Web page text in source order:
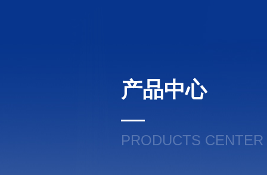
产品中心
PRODUCTS CENTER